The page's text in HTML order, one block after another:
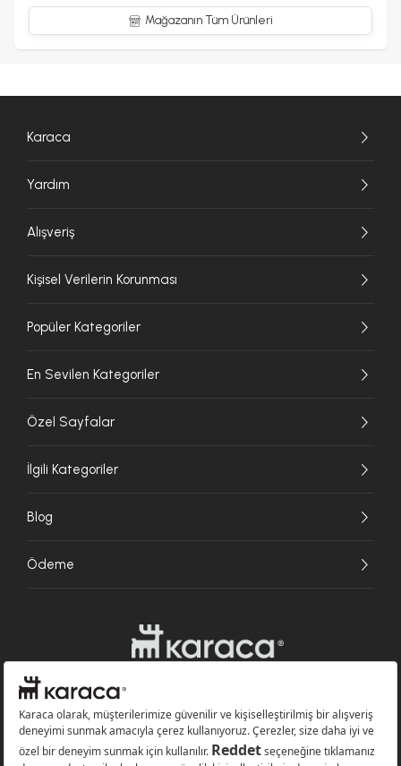
Mağazanın Tüm Ürünleri
Karaca
Yardım
Alışveriş
Kişisel Verilerin Korunması
Popüler Kategoriler
En Sevilen Kategoriler
Özel Sayfalar
İlgili Kategoriler
Blog
Ödeme